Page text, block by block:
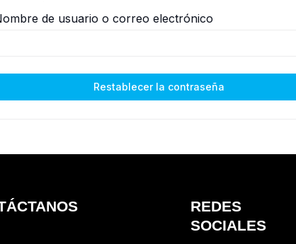
de usuario o correo electrónico
Restablecer la contraseña
REDES
SOCIALES